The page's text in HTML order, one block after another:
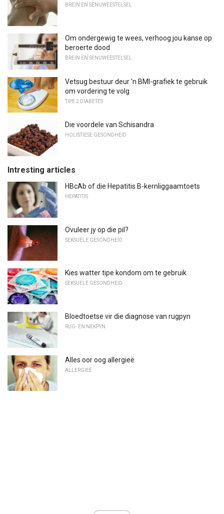
BREIN EN SENUWEESTELSEL
Om ondergewig te wees, verhoog jou kanse op
beroerte dood
BREIN EN SENUWEESTELSEL
Vetsug bestuur deur 'n BMI-grafiek te gebruik
om vordering te volg
TIPE 2 DIABETES
Die voordele van Schisandra
HOLISTIESE GESONDHEID
Intresting articles
HBcAb of die Hepatitis B-kernliggaamtoets
HEPATITIS
Ovuleer jy op die pil?
SEKSUELE GESONDHEID
Kies watter tipe kondom om te gebruik
SEKSUELE GESONDHEID
Bloedtoetse vir die diagnose van rugpyn
RUG- EN NEKPYN
Alles oor oog allergieë
ALLERGIEË